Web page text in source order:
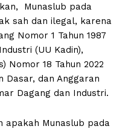
Munaslub pada
sah dan ilegal, karena
Nomor 1 Tahun 1987
(UU Kadin),
Nomor 18 Tahun 2022
Dasar, dan Anggaran
Dagang dan Industri.
apakah Munaslub pada